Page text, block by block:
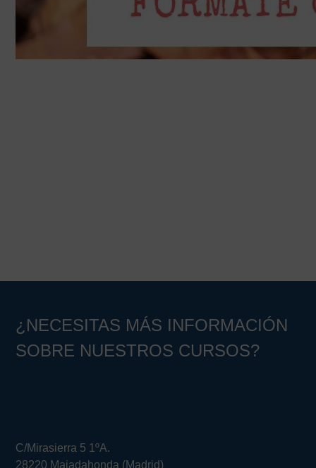
¿NECESITAS MÁS INFORMACIÓN
SOBRE NUESTROS CURSOS?
C/Mirasierra 5 1ºA.
28220 Majadahonda (Madrid)